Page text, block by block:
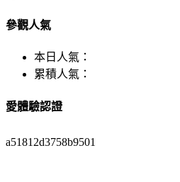
參觀人氣
本日人氣：
累積人氣：
愛體驗認證
a51812d3758b9501